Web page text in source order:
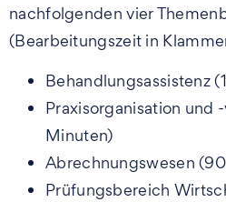
nachfolgenden vier
(Bearbeitungszeit in
Behandlungsassistenz
Praxisorganisation und
Minuten)
Abrechnungswesen
Prüfungsbereich